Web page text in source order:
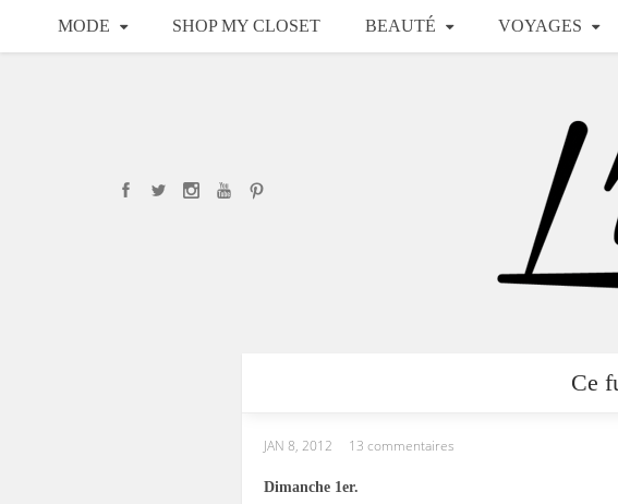
MODE SHOP MY CLOSET BEAUTÉ VOYAGES
Ce
JAN 8, 2012 13 commentaires
Dimanche 1er.